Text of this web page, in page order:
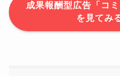
成果報酬型広告「コ
を見てみ